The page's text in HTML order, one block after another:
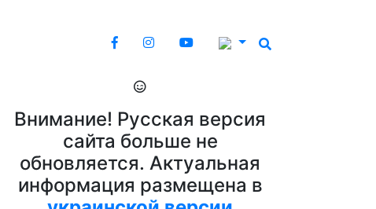
Внимание! Русская версия
сайта больше не
обновляется. Актуальная
информация размещена в